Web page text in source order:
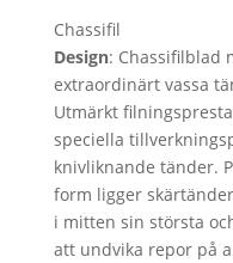
Chassifil
Design: Chassifilblad
extraordinärt vassa
Utmärkt
speciella
knivliknande tänder.
form ligger
i mitten sin största
att undvika repor på